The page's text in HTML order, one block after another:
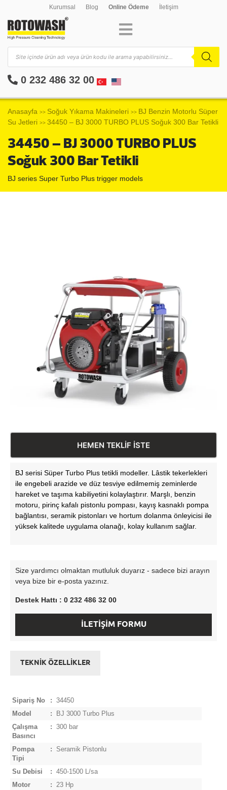
Kurumsal Blog Online Ödeme İletişim
0 232 486 32 00
Anasayfa >> Soğuk Yıkama Makineleri >> BJ Benzin Motorlu Süper
Su Jetleri >> 34450 – BJ 3000 TURBO PLUS Soğuk 300 Bar Tetikli
34450 – BJ 3000 TURBO PLUS
Soğuk 300 Bar Tetikli
BJ series Super Turbo Plus trigger models
HEMEN TEKLİF İSTE
BJ serisi Süper Turbo Plus tetikli modeller. Lâstik tekerlekleri
ile engebeli arazide ve düz tesviye edilmemiş zeminlerde
hareket ve taşıma kabiliyetini kolaylaştırır. Marşlı, benzin
motoru, pirinç kafalı pistonlu pompası, kayış kasnaklı pompa
bağlantısı, seramik pistonları ve hortum dolanma önleyicisi ile
yüksek kalitede uygulama olanağı, kolay kullanım sağlar.
Size yardımcı olmaktan mutluluk duyarız - sadece bizi arayın
veya bize bir e-posta yazınız.
Destek Hattı : 0 232 486 32 00
İLETİŞİM FORMU
TEKNİK ÖZELLİKLER
Sipariş No :
34450
Model
:
BJ 3000 Turbo Plus
Çalışma
Basıncı
: 300 bar
Pompa
Tipi
: Seramik Pistonlu
Su Debisi :
450-1500 L/sa
Motor
: 23 Hp